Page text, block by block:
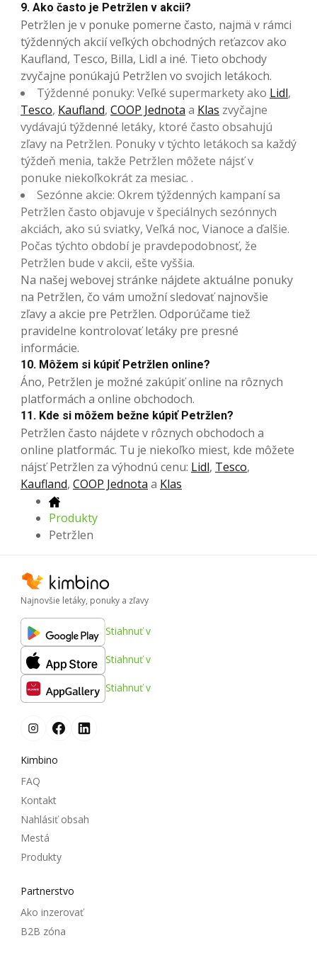
9. Ako často je Petržlen v akcii?
Petržlen je v ponuke pomerne často, najmä v rámci
týždenných akcií veľkých obchodných reťazcov ako
Kaufland, Tesco, Billa, Lidl a iné. Tieto obchody
zvyčajne ponúkajú Petržlen vo svojich letákoch.
Týždenné ponuky: Veľké supermarkety ako Lidl,
Tesco, Kaufland, COOP Jednota a Klas zvyčajne
vydávajú týždenné letáky, ktoré často obsahujú
zľavy na Petržlen. Ponuky v týchto letákoch sa každý
týždeň menia, takže Petržlen môžete nájsť v
ponuke niekoľkokrát za mesiac. .
Sezónne akcie: Okrem týždenných kampaní sa
Petržlen často objavuje v špeciálnych sezónnych
akciách, ako sú sviatky, Veľká noc, Vianoce a ďalšie.
Počas týchto období je pravdepodobnosť, že
Petržlen bude v akcii, ešte vyššia.
Na našej webovej stránke nájdete aktuálne ponuky
na Petržlen, čo vám umožní sledovať najnovšie
zľavy a akcie pre Petržlen. Odporúčame tiež
pravidelne kontrolovať letáky pre presné
informácie.
10. Môžem si kúpiť Petržlen online?
Áno, Petržlen je možné zakúpiť online na rôznych
platformách a online obchodoch.
11. Kde si môžem bežne kúpiť Petržlen?
Petržlen často nájdete v rôznych obchodoch a
online platformác. Tu je niekoľko miest, kde môžete
nájsť Petržlen za výhodnú cenu: Lidl, Tesco,
Kaufland, COOP Jednota a Klas
Produkty
Petržlen
Najnovšie letáky, ponuky a zľavy
Stiahnuť v
Stiahnuť v
Stiahnuť v
Kimbino
FAQ
Kontakt
Nahlásiť obsah
Mestá
Produkty
Partnerstvo
Ako inzerovať
B2B zóna